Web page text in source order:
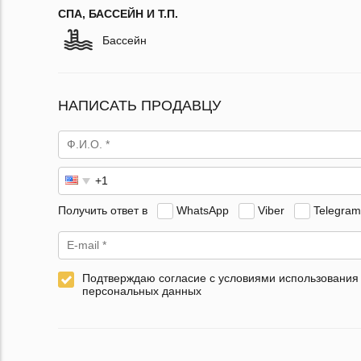
СПА, БАССЕЙН И Т.П.
Бассейн
НАПИСАТЬ ПРОДАВЦУ
Получить ответ в WhatsApp Viber Telegram
Подтверждаю согласие с условиями использования
персональных данных